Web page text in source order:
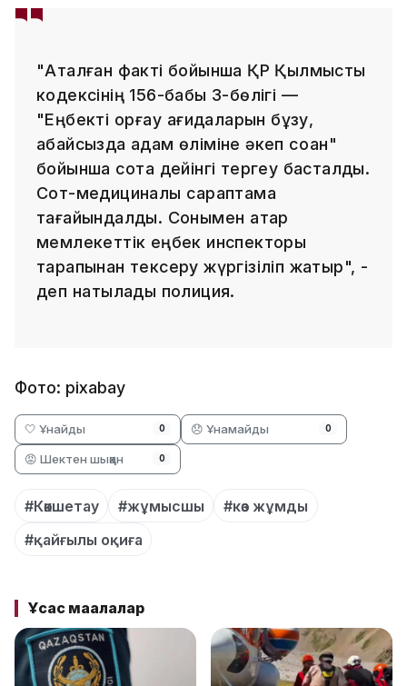
"Аталған факті бойынша ҚР Қылмыстық
кодексінің 156-бабы 3-бөлігі —
"Еңбекті қорғау қағидаларын бұзу,
абайсызда адам өліміне әкеп соққан"
бойынша сотқа дейінгі тергеу басталды.
Сот-медициналық сараптама
тағайындалды. Сонымен қатар
мемлекеттік еңбек инспекторы
тарапынан тексеру жүргізіліп жатыр", -
деп нақтылады полиция.
Фото: pixabay
🤍 Ұнайды 0 😞 Ұнамайды 0
😡 Шектен шыққан 0
#Көкшетау #жұмысшы
#көз жұмды
#қайғылы оқиға
Ұқсас мақалалар